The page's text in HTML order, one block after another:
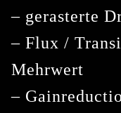
– gerasterte
– Flux /
Mehrwert
–